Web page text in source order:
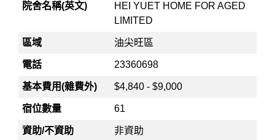
院舍名稱(英文)
HEI YUET HOME FOR AGED
LIMITED
區域 油尖旺區
電話 23360698
基本費用(雜費外) $4,840 - $9,000
宿位數量 61
資助/不資助 非資助